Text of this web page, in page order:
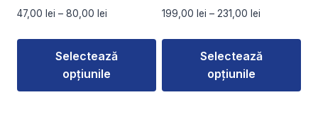
47,00 lei – 80,00 lei
prețuri:
47,00 lei
până
Selectează
opțiunile
199,00 lei – 231,00 lei
prețuri:
199,00 lei
Selectează
opțiunile